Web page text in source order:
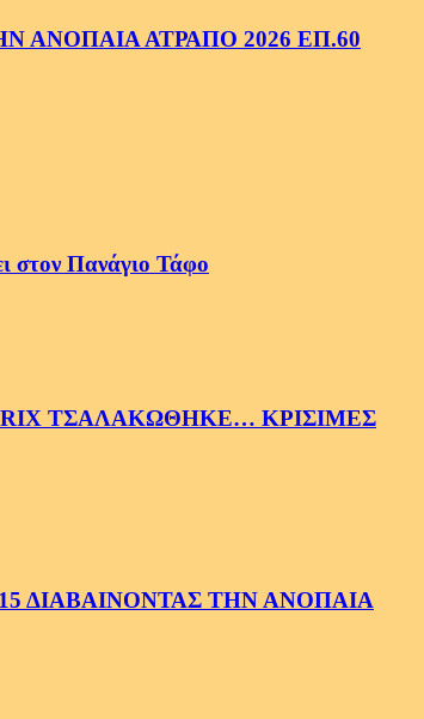
ΑΤΡΑΠΟ 2026 ΕΠ.60
στον Πανάγιο Τάφο
ΤΣΑΛΑΚΩΘΗΚΕ… ΚΡΙΣΙΜΕΣ
ΔΙΑΒΑΙΝΟΝΤΑΣ ΤΗΝ ΑΝΟΠΑΙΑ